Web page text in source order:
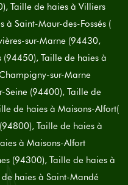
Taille de haies à Villiers
à Saint-Maur-des-Fossés (
sur-Marne (94430,
(94450), Taille de haies à
sur-Marne
Seine (94400), Taille de
de haies à Maisons-Alfort(
Taille de haies à
à Maisons-Alfort
(94300), Taille de haies à
haies à Saint-Mandé